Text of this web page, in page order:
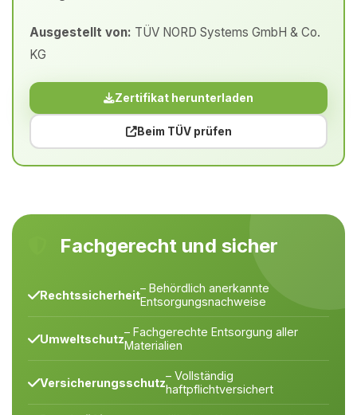
Ausgestellt von: TÜV NORD Systems GmbH & Co.
KG
Zertifikat herunterladen
Beim TÜV prüfen
Fachgerecht und sicher
Rechtssicherheit– Behördlich anerkannte
Entsorgungsnachweise
Umweltschutz– Fachgerechte Entsorgung aller
Materialien
Versicherungsschutz– Vollständig
haftpflichtversichert